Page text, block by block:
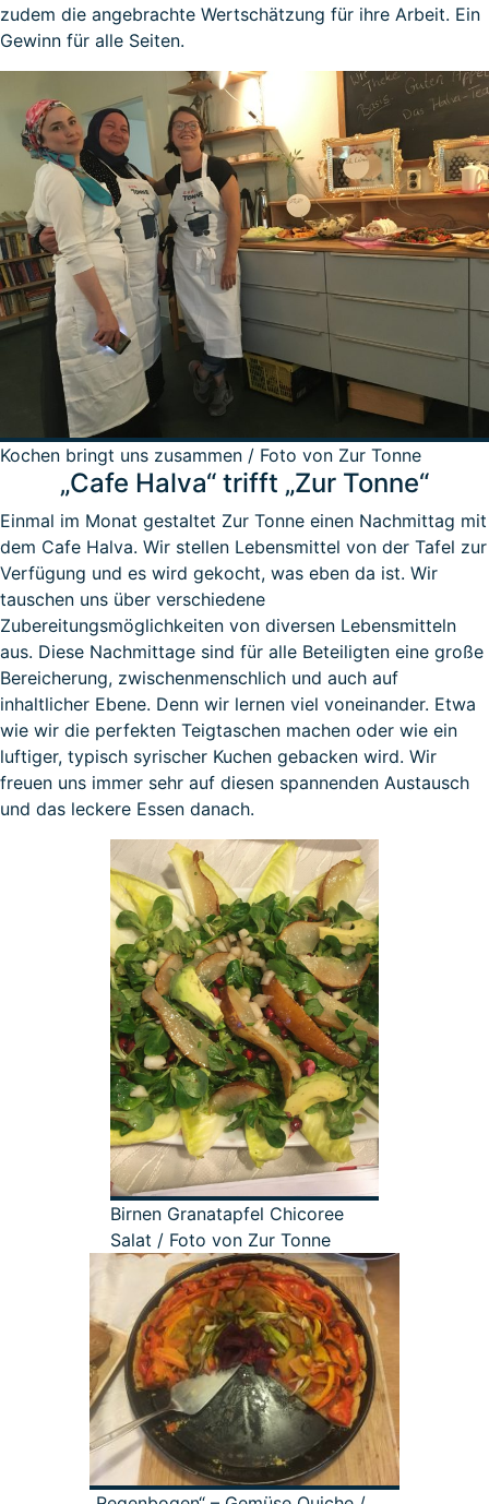
zudem die angebrachte Wertschätzung für ihre Arbeit. Ein
Gewinn für alle Seiten.
Kochen bringt uns zusammen / Foto von Zur Tonne
„Cafe Halva“ trifft „Zur Tonne“
Einmal im Monat gestaltet Zur Tonne einen Nachmittag mit
dem Cafe Halva. Wir stellen Lebensmittel von der Tafel zur
Verfügung und es wird gekocht, was eben da ist. Wir
tauschen uns über verschiedene
Zubereitungsmöglichkeiten von diversen Lebensmitteln
aus. Diese Nachmittage sind für alle Beteiligten eine große
Bereicherung, zwischenmenschlich und auch auf
inhaltlicher Ebene. Denn wir lernen viel voneinander. Etwa
wie wir die perfekten Teigtaschen machen oder wie ein
luftiger, typisch syrischer Kuchen gebacken wird. Wir
freuen uns immer sehr auf diesen spannenden Austausch
und das leckere Essen danach.
Birnen Granatapfel Chicoree
Salat / Foto von Zur Tonne